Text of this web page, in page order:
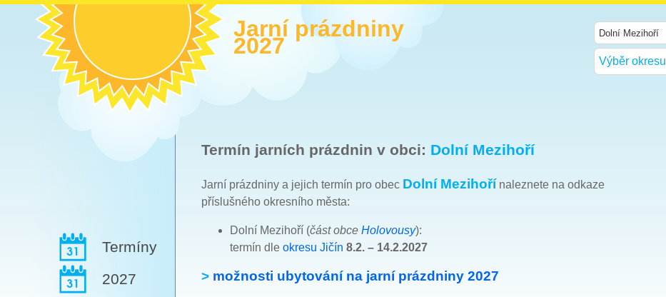
Jarní prázdniny
2027
Výběr okresu
Termíny
2027
Termín jarních prázdnin v obci: Dolní Mezihoří
Jarní prázdniny a jejich termín pro obec Dolní Mezihoří naleznete na odkaze
příslušného okresního města:
Dolní Mezihoří (část obce Holovousy):
termín dle okresu Jičín 8.2. – 14.2.2027
> možnosti ubytování na jarní prázdniny 2027